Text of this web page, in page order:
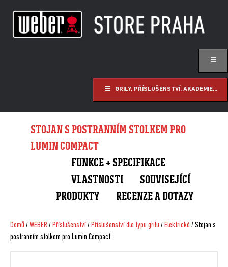
GRILY, PŘÍSLUŠENSTVÍ, AKADEMIE...
STOJAN S POSTRANNÍM STOLKEM PRO
LUMIN COMPACT
FUNKCE + SPECIFIKACE
VLASTNOSTI
SOUVISEJÍCÍ
PRODUKTY
RECENZE A DOTAZY
Domů /WEBER/ Příslušenství/ Příslušenství dle typu grilu / Elektrické / Stojan s
postranním stolkem pro Lumin Compact